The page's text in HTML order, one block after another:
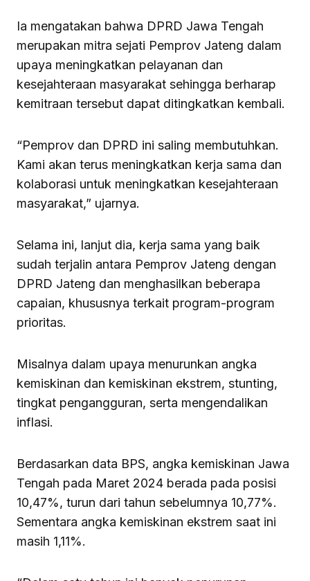
Ia mengatakan bahwa DPRD Jawa Tengah
merupakan mitra sejati Pemprov Jateng dalam
upaya meningkatkan pelayanan dan
kesejahteraan masyarakat sehingga berharap
kemitraan tersebut dapat ditingkatkan kembali.
“Pemprov dan DPRD ini saling membutuhkan.
Kami akan terus meningkatkan kerja sama dan
kolaborasi untuk meningkatkan kesejahteraan
masyarakat,” ujarnya.
Selama ini, lanjut dia, kerja sama yang baik
sudah terjalin antara Pemprov Jateng dengan
DPRD Jateng dan menghasilkan beberapa
capaian, khususnya terkait program-program
prioritas.
Misalnya dalam upaya menurunkan angka
kemiskinan dan kemiskinan ekstrem, stunting,
tingkat pengangguran, serta mengendalikan
inflasi.
Berdasarkan data BPS, angka kemiskinan Jawa
Tengah pada Maret 2024 berada pada posisi
10,47%, turun dari tahun sebelumnya 10,77%.
Sementara angka kemiskinan ekstrem saat ini
masih 1,11%.